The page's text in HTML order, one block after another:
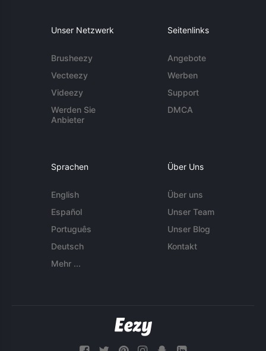
Unser Netzwerk
Brusheezy
Vecteezy
Videezy
Werden Sie
Anbieter
Seitenlinks
Angebote
Werben
Support
DMCA
Sprachen
English
Español
Português
Deutsch
Mehr ...
Über Uns
Über uns
Unser Team
Unser Blog
Kontakt